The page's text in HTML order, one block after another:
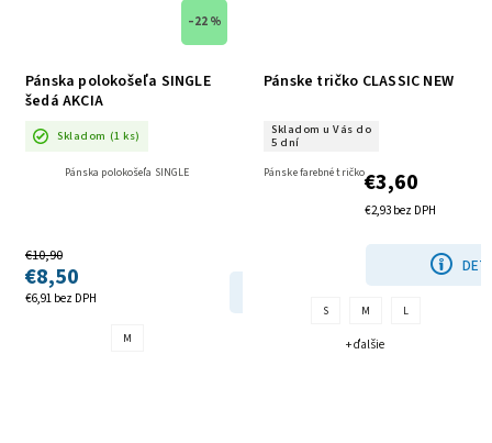
–22 %
Pánska polokošeľa SINGLE
šedá AKCIA
Skladom (1 ks)
€6,91 bez DPH
€10,90
€8,50
Pánska polokošeľa SINGLE
M
Pánske tričko CLASSIC NEW
Skladom u Vás do
5 dní
€2,93 bez DPH
€3,60
Pánske farebné tričko
S M L
+ ďalšie